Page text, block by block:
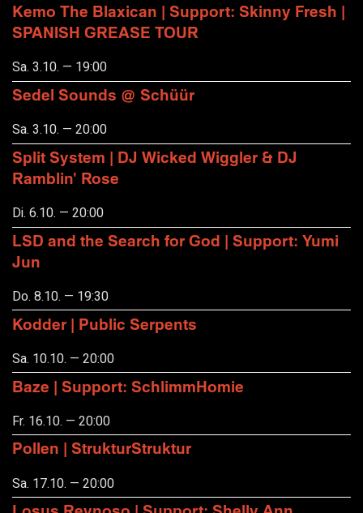
Kemo The Blaxican | Support: Skinny Fresh |
SPANISH GREASE TOUR
Sa. 3.10. — 19:00
Sedel Sounds @ Schüür
Sa. 3.10. — 20:00
Split System | DJ Wicked Wiggler & DJ
Ramblin' Rose
Di. 6.10. — 20:00
LSD and the Search for God | Support: Yumi
Jun
Do. 8.10. — 19:30
Kodder | Public Serpents
Sa. 10.10. — 20:00
Baze | Support: SchlimmHomie
Fr. 16.10. — 20:00
Pollen | StrukturStruktur
Sa. 17.10. — 20:00